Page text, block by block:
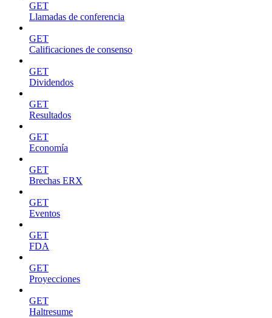
GET
Llamadas de conferencia
GET
Calificaciones de consenso
GET
Dividendos
GET
Resultados
GET
Economía
GET
Brechas ERX
GET
Eventos
GET
FDA
GET
Proyecciones
GET
Haltresume